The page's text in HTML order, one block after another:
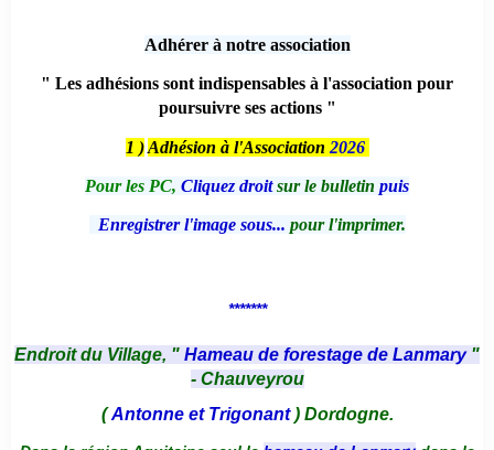
Adhérer à notre association
" Les adhésions sont indispensables à l'association pour
poursuivre ses actions "
1 ) Adhésion à l'Association 2026
Pour les PC, Cliquez droitsur le bulletin puis
Enregistrer l'image sous... pour l'imprimer.
*******
Endroit du Village, " Hameau de forestage de Lanmary "
- Chauveyrou
(Antonne et Trigonant) Dordogne.